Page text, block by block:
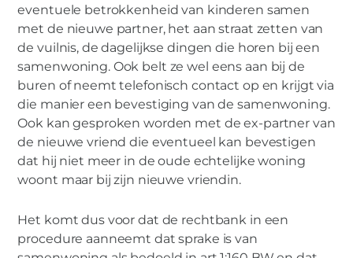
eventuele betrokkenheid van kinderen samen
met de nieuwe partner, het aan straat zetten van
de vuilnis, de dagelijkse dingen die horen bij een
samenwoning. Ook belt ze wel eens aan bij de
buren of neemt telefonisch contact op en krijgt via
die manier een bevestiging van de samenwoning.
Ook kan gesproken worden met de ex-partner van
de nieuwe vriend die eventueel kan bevestigen
dat hij niet meer in de oude echtelijke woning
woont maar bij zijn nieuwe vriendin.
Het komt dus voor dat de rechtbank in een
procedure aanneemt dat sprake is van